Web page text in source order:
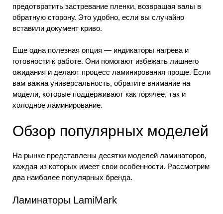
предотвратить застревание пленки, возвращая валы в
обратную сторону. Это удобно, если вы случайно
вставили документ криво.
Еще одна полезная опция — индикаторы нагрева и
готовности к работе. Они помогают избежать лишнего
ожидания и делают процесс ламинирования проще. Если
вам важна универсальность, обратите внимание на
модели, которые поддерживают как горячее, так и
холодное ламинирование.
Обзор популярных моделей
На рынке представлены десятки моделей ламинаторов,
каждая из которых имеет свои особенности. Рассмотрим
два наиболее популярных бренда.
Ламинаторы LamiMark